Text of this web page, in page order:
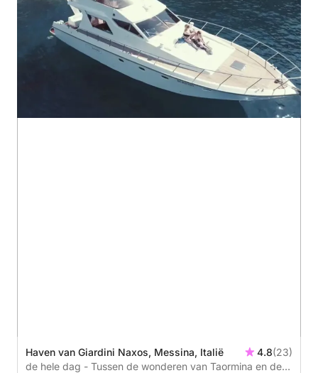
Haven van Giardini Naxos, Messina, Italië 4.8(23)
de hele dag - Tussen de wonderen van Taormina en de